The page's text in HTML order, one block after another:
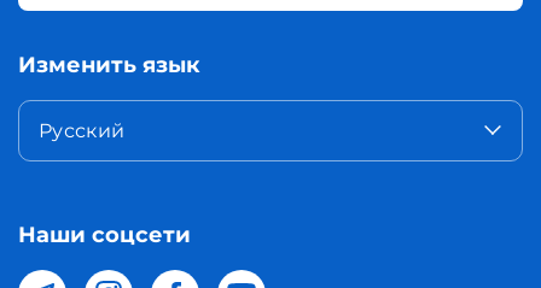
Изменить язык
Русский
Наши соцсети